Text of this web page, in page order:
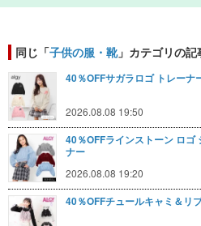
同じ「子供の服・靴」カテゴリの記
40％OFFサガラロゴ トレーナ
2026.08.08 19:50
40％OFFラインストーン ロゴ
ナー
2026.08.08 19:20
40％OFFチュールキャミ＆リ